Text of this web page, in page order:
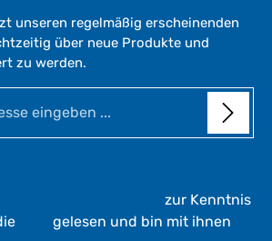
unseren regelmäßig erscheinenden
über neue Produkte und
zu werden.
zur Kenntnis
gelesen und bin mit ihnen